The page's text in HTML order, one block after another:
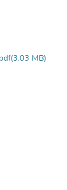
(3.03 MB)